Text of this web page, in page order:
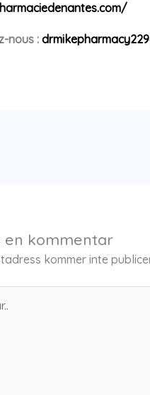
nous :
en kommentar
kommer inte